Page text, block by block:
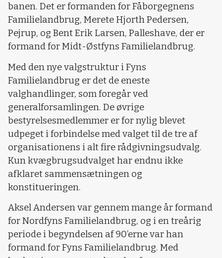
banen. Det er formanden for Fåborgegnens
Familielandbrug, Merete Hjorth Pedersen,
Pejrup, og Bent Erik Larsen, Palleshave, der er
formand for Midt-Østfyns Familielandbrug.
Med den nye valgstruktur i Fyns
Familielandbrug er det de eneste
valghandlinger, som foregår ved
generalforsamlingen. De øvrige
bestyrelsesmedlemmer er for nylig blevet
udpeget i forbindelse med valget til de tre af
organisationens i alt fire rådgivningsudvalg.
Kun kvægbrugsudvalget har endnu ikke
afklaret sammensætningen og
konstitueringen.
Aksel Andersen var gennem mange år formand
for Nordfyns Familielandbrug, og i en treårig
periode i begyndelsen af 90’erne var han
formand for Fyns Familielandbrug. Med